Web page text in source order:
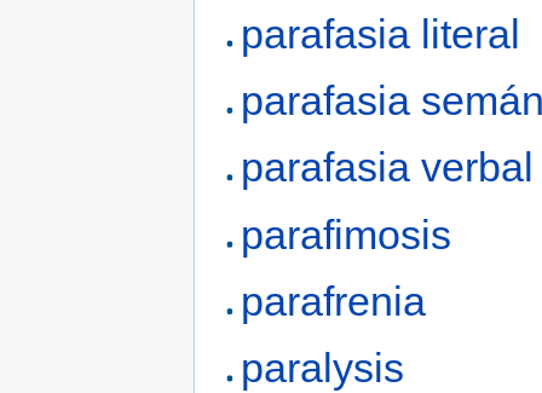
parafasia literal
parafasia
parafasia verbal
parafimosis
parafrenia
paralysis